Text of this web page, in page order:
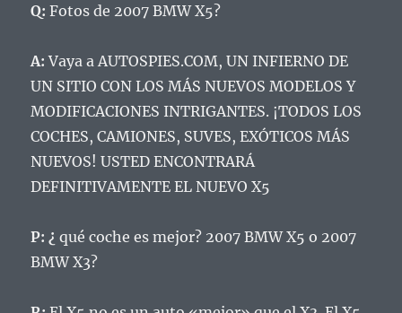
Q: Fotos de 2007 BMW X5?
A: Vaya a AUTOSPIES.COM, UN INFIERNO DE
UN SITIO CON LOS MÁS NUEVOS MODELOS Y
MODIFICACIONES INTRIGANTES. ¡TODOS LOS
COCHES, CAMIONES, SUVES, EXÓTICOS MÁS
NUEVOS! USTED ENCONTRARÁ
DEFINITIVAMENTE EL NUEVO X5
P: ¿ qué coche es mejor? 2007 BMW X5 o 2007
BMW X3?